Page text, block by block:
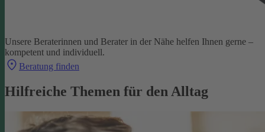
Unsere Beraterinnen und Berater in der Nähe helfen Ihnen gerne –
kompetent und individuell.
Beratung finden
Hilfreiche Themen für den Alltag